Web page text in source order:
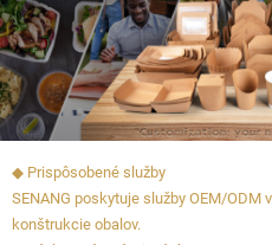
◆ Prispôsobené služby
SENANG poskytuje služby OEM/
konštrukcie obalov.